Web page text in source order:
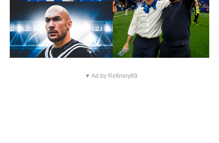
▼ Ad by Refinery89